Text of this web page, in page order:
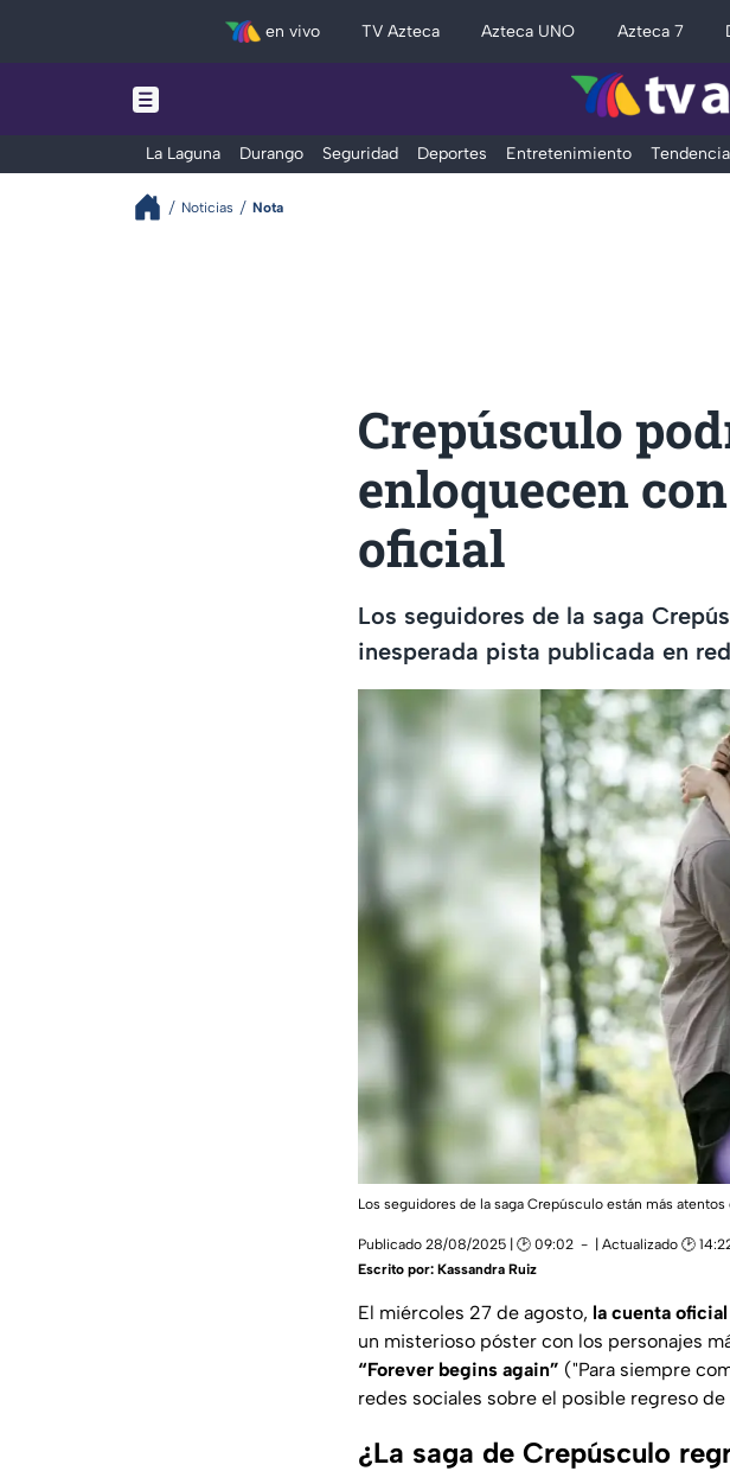
en vivo TV Azteca Azteca UNO Azteca 7
La Laguna Durango Seguridad Deportes Entretenimiento
Noticias Nota
Crepúsculo
enloquecen
oficial
Los seguidores de la saga
inesperada pista publicada en
Los seguidores de la saga Crepúsculo están más
Publicado 28/08/2025 | 🕑 09:02 | Actualizado 🕑
Escrito por: Kassandra Ruiz
El miércoles 27 de agosto, la cuenta
un misterioso póster con los personajes
“Forever begins again” ("Para siempre
redes sociales sobre el posible regreso de
¿La saga de Crepúsculo